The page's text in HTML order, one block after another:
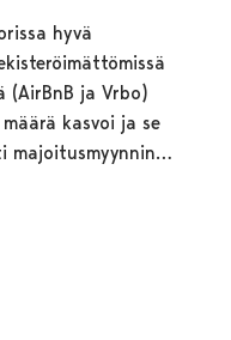
hyvä
(AirBnB ja Vrbo)
kasvoi ja se
majoitusmyynnin…